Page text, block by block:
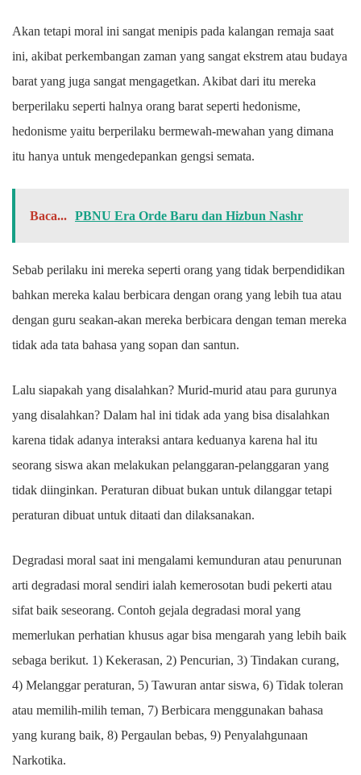
Akan tetapi moral ini sangat menipis pada kalangan remaja saat
ini, akibat perkembangan zaman yang sangat ekstrem atau budaya
barat yang juga sangat mengagetkan. Akibat dari itu mereka
berperilaku seperti halnya orang barat seperti hedonisme,
hedonisme yaitu berperilaku bermewah-mewahan yang dimana
itu hanya untuk mengedepankan gengsi semata.
Baca... PBNU Era Orde Baru dan Hizbun Nashr
Sebab perilaku ini mereka seperti orang yang tidak berpendidikan
bahkan mereka kalau berbicara dengan orang yang lebih tua atau
dengan guru seakan-akan mereka berbicara dengan teman mereka
tidak ada tata bahasa yang sopan dan santun.
Lalu siapakah yang disalahkan? Murid-murid atau para gurunya
yang disalahkan? Dalam hal ini tidak ada yang bisa disalahkan
karena tidak adanya interaksi antara keduanya karena hal itu
seorang siswa akan melakukan pelanggaran-pelanggaran yang
tidak diinginkan. Peraturan dibuat bukan untuk dilanggar tetapi
peraturan dibuat untuk ditaati dan dilaksanakan.
Degradasi moral saat ini mengalami kemunduran atau penurunan
arti degradasi moral sendiri ialah kemerosotan budi pekerti atau
sifat baik seseorang. Contoh gejala degradasi moral yang
memerlukan perhatian khusus agar bisa mengarah yang lebih baik
sebaga berikut. 1) Kekerasan, 2) Pencurian, 3) Tindakan curang,
4) Melanggar peraturan, 5) Tawuran antar siswa, 6) Tidak toleran
atau memilih-milih teman, 7) Berbicara menggunakan bahasa
yang kurang baik, 8) Pergaulan bebas, 9) Penyalahgunaan
Narkotika.